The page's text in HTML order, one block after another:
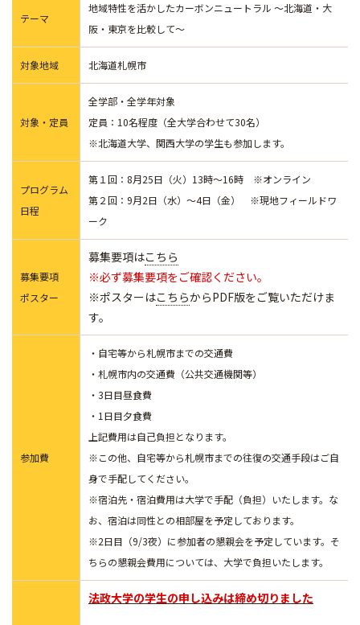
テーマ
地域特性を活かしたカーボンニュートラル ～北海道・大
阪・東京を比較して～
対象地域 北海道札幌市
対象・定員
全学部・全学年対象
定員：10名程度（全大学合わせて30名）
※北海道大学、関西大学の学生も参加します。
プログラム
日程
第１回：8月25日（火）13時～16時 ※オンライン
第２回：9月2日（水）～4日（金） ※現地フィールドワ
ーク
募集要項
ポスター
募集要項はこちら
※必ず募集要項をご確認ください。
※ポスターはこちらからPDF版をご覧いただけま
す。
参加費
・自宅等から札幌市までの交通費
・札幌市内の交通費（公共交通機関等）
・3日目昼食費
・1日目夕食費
上記費用は自己負担となります。
※この他、自宅等から札幌市までの往復の交通手段はご自
身で手配してください。
※宿泊先・宿泊費用は大学で手配（負担）いたします。な
お、宿泊は同性との相部屋を予定しております。
※2日目（9/3夜）に参加者の懇親会を予定しています。そ
ちらの懇親会費用については、大学で負担いたします。
法政大学の学生の申し込みは締め切りました